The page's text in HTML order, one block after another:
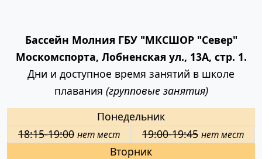
Бассейн Молния ГБУ "МКСШОР "Север"
Москомспорта, Лобненская ул., 13А, стр. 1.
Дни и доступное время занятий в школе
плавания (групповые занятия)
Понедельник
18:15-19:00 нет мест 19:00-19:45 нет мест
Вторник